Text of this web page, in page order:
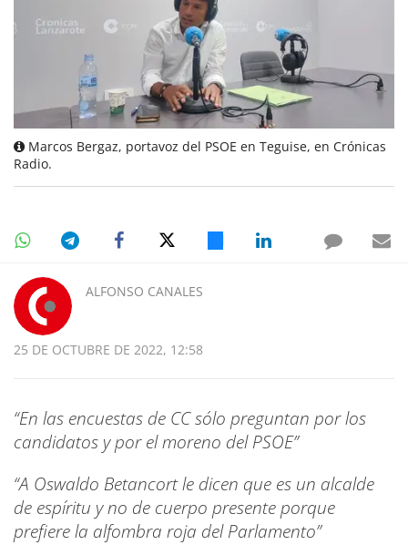
Marcos Bergaz, portavoz del PSOE en Teguise, en Crónicas
Radio.
ALFONSO CANALES
25 DE OCTUBRE DE 2022, 12:58
“En las encuestas de CC sólo preguntan por los
candidatos y por el moreno del PSOE”
“A Oswaldo Betancort le dicen que es un alcalde
de espíritu y no de cuerpo presente porque
prefiere la alfombra roja del Parlamento”